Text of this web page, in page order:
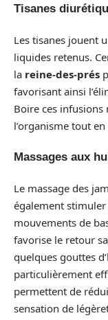
Tisanes
Les tisanes jouent
liquides retenus.
la reine-des-prés
favorisant ainsi
Boire ces
l’organisme tout
Massages aux
Le massage des
également
mouvements de
favorise le retour
quelques gouttes
particulièrement
permettent de
sensation de